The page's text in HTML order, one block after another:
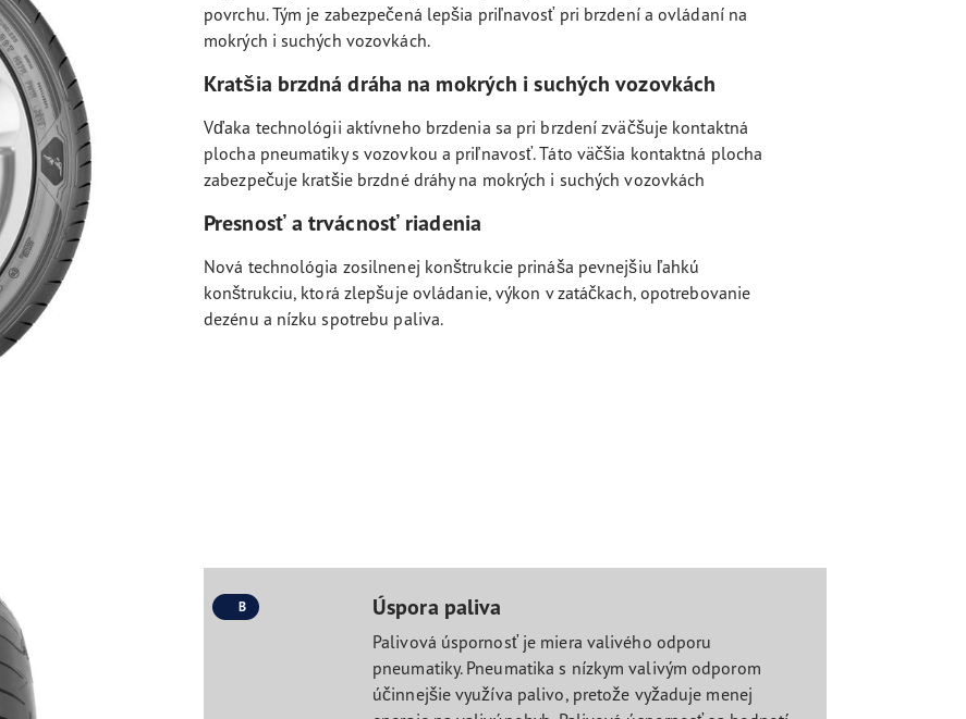
povrchu. Tým je zabezpečená lepšia priľnavosť pri brzdení a ovládaní na
mokrých i suchých vozovkách.
Kratšia brzdná dráha na mokrých i suchých vozovkách
Vďaka technológii aktívneho brzdenia sa pri brzdení zväčšuje kontaktná
plocha pneumatiky s vozovkou a priľnavosť. Táto väčšia kontaktná plocha
zabezpečuje kratšie brzdné dráhy na mokrých i suchých vozovkách
Presnosť a trvácnosť riadenia
Nová technológia zosilnenej konštrukcie prináša pevnejšiu ľahkú
konštrukciu, ktorá zlepšuje ovládanie, výkon v zatáčkach, opotrebovanie
dezénu a nízku spotrebu paliva.
B Úspora paliva
Palivová úspornosť je miera valivého odporu
pneumatiky. Pneumatika s nízkym valivým odporom
účinnejšie využíva palivo, pretože vyžaduje menej